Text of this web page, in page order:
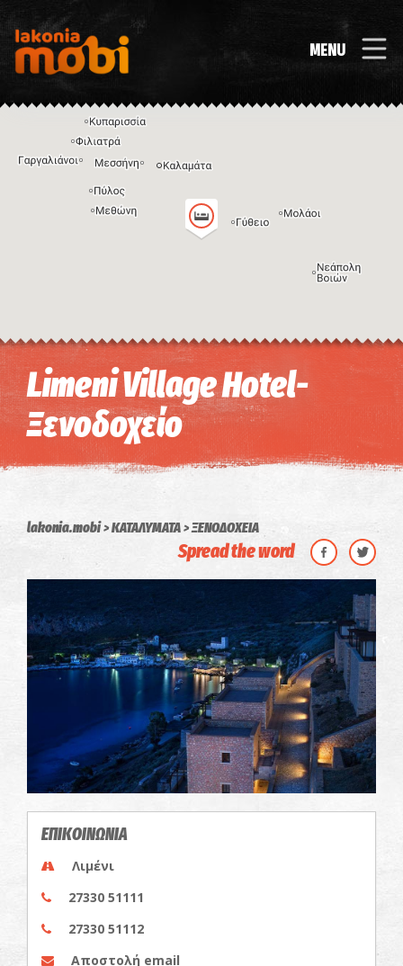
MENU
Η εικόνα ενδέχεται να υπόκειται σε πνευματικά δικαιώματα Όροι
Limeni Village Hotel-
Ξενοδοχείο
lakonia.mobi ΚΑΤΑΛΥΜΑΤΑ ΞΕΝΟΔΟΧΕΙΑ
Spread the word
ΕΠΙΚΟΙΝΩΝΙΑ
Λιμένι
27330 51111
27330 51112
Αποστολή email